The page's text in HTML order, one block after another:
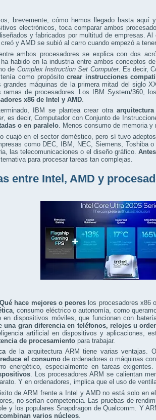
brevemente, cómo hemos llegado hasta
electrónicos, toca comparar ambos
y fabricados por multitud de empresas.
y AMD se subió al carro cuando empezó a
ambos procesadores se explica con dos
habido en la industria entre ambos conceptos
de Complex Instruction Set Computer. Es decir,
como propósitocrear instrucciones
máquinas de la primera mitad del siglo
ramas de procesadores. Los IBM System/360,
x86 de Intel y AMD
IBM se plantea crear otra
, es decir, Computador con Conjunto de
o en paralelo. Menos consumo de memoria
cuajó en el sector doméstico, pero sí tuvo
como DEC, IBM, NEC, Siemens, Toshiba
las telecomunicaciones o el diseño gráfico.
para procesar tareas tan complejas.
entre Intel, AMD y
Qué hace mejores o peores los procesadores x86
, consumo eléctrico o autonomía, como
dispositivos móviles, que funcionan con
una gran diferencia en teléfonos, relojes u
artificial en dispositivos y aplicaciones,
de procesamiento para trabajar.
de la arquitectura ARM tiene varias ventajas.
reduce el consumode ordenadores o máquinas
energético, especialmente en tareas
. Los procesadores ARM se calientan
Y en ordenadores, implica que el uso de
de ARM frente a Intel y AMD no está solo en
no serían competencia. Las pruebas de
y los populares Snapdragon de Qualcomm. Y
varios núcleos